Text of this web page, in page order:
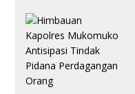
Laki Lapor
Kejagung